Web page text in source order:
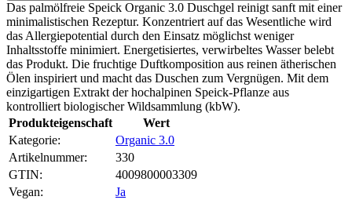
Das palmölfreie Speick Organic 3.0 Duschgel reinigt sanft mit einer
minimalistischen Rezeptur. Konzentriert auf das Wesentliche wird
das Allergiepotential durch den Einsatz möglichst weniger
Inhaltsstoffe minimiert. Energetisiertes, verwirbeltes Wasser belebt
das Produkt. Die fruchtige Duftkomposition aus reinen ätherischen
Ölen inspiriert und macht das Duschen zum Vergnügen. Mit dem
einzigartigen Extrakt der hochalpinen Speick-Pflanze aus
kontrolliert biologischer Wildsammlung (kbW).
Produkteigenschaft
Wert
Kategorie:
Organic 3.0
Artikelnummer:
330
GTIN:
4009800003309
Vegan‍:
Ja